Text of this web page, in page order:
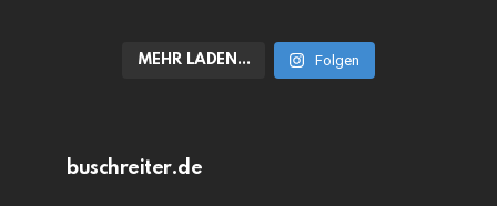
MEHR LADEN… Folgen
buschreiter.de